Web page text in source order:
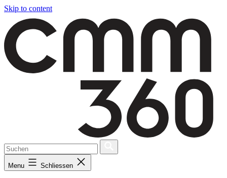
Skip to content
Menu Schliessen